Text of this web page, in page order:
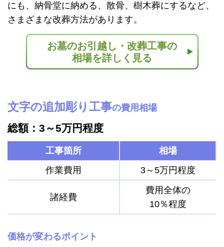
にも、納骨堂に納める、散骨、樹木葬にするなど、
さまざまな改葬方法があります。
お墓のお引越し・改葬工事の
相場を詳しく見る
文字の追加彫り工事の費用相場
総額：3～5万円程度
工事箇所
相場
作業費用
3～5万円程度
諸経費
費用全体の
10％程度
価格が変わるポイント